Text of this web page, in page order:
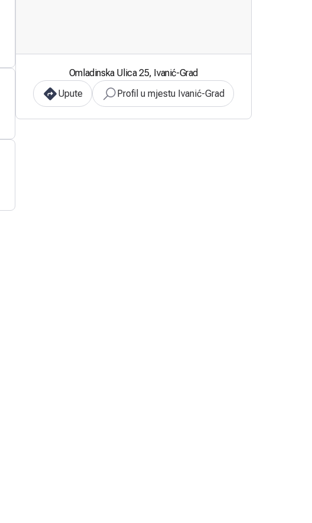
Omladinska Ulica 25, Ivanić-Grad
Upute
Profil u mjestu Ivanić-Grad